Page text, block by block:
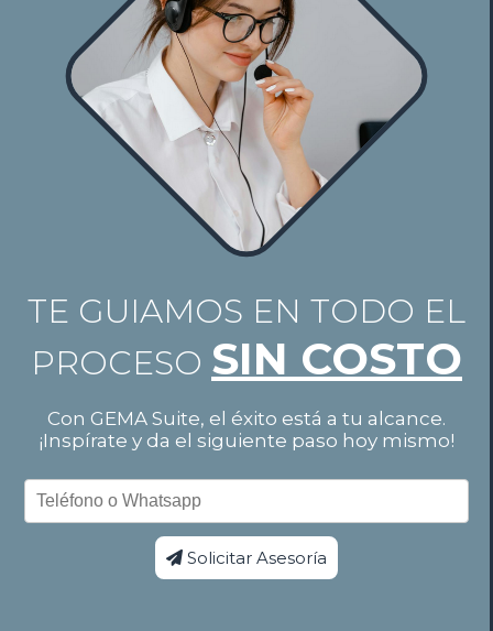
TE GUIAMOS EN TODO EL
PROCESO SIN COSTO
Con GEMA Suite, el éxito está a tu alcance.
¡Inspírate y da el siguiente paso hoy mismo!
Solicitar Asesoría